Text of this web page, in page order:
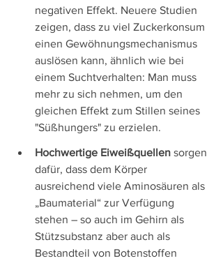
negativen Effekt. Neuere Studien
zeigen, dass zu viel Zuckerkonsum
einen Gewöhnungsmechanismus
auslösen kann, ähnlich wie bei
einem Suchtverhalten: Man muss
mehr zu sich nehmen, um den
gleichen Effekt zum Stillen seines
"Süßhungers" zu erzielen.
Hochwertige Eiweißquellen sorgen
dafür, dass dem Körper
ausreichend viele Aminosäuren als
„Baumaterial“ zur Verfügung
stehen – so auch im Gehirn als
Stützsubstanz aber auch als
Bestandteil von Botenstoffen